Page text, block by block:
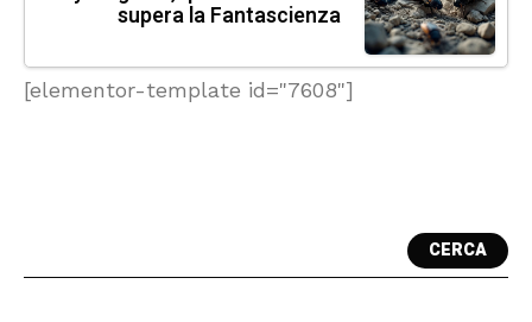
supera la Fantascienza
[elementor-template id="7608"]
CERCA